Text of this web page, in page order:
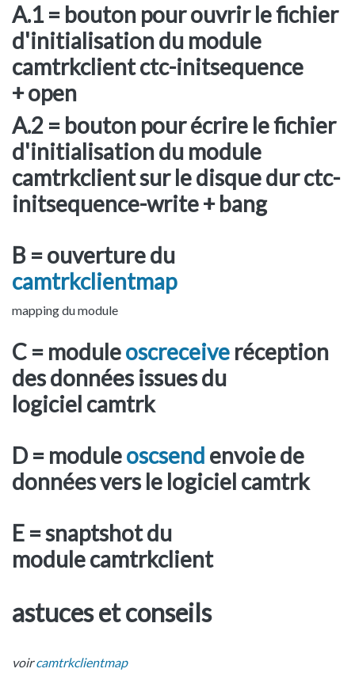
A.1 = bouton pour ouvrir le fichier
d'initialisation du module
camtrkclient ctc-initsequence
+ open
A.2 = bouton pour écrire le fichier
d'initialisation du module
camtrkclient sur le disque dur ctc-
initsequence-write + bang
B = ouverture du
camtrkclientmap
mapping du module
C = moduleoscreceive réception
des données issues du
logiciel camtrk
D = moduleoscsend envoie de
données vers le logiciel camtrk
E = snaptshot du
module camtrkclient
astuces et conseils
voircamtrkclientmap